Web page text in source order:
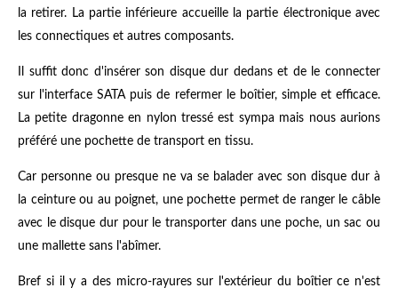
la retirer. La partie inférieure accueille la partie électronique avec
les connectiques et autres composants.
Il suffit donc d'insérer son disque dur dedans et de le connecter
sur l'interface SATA puis de refermer le boîtier, simple et efficace.
La petite dragonne en nylon tressé est sympa mais nous aurions
préféré une pochette de transport en tissu.
Car personne ou presque ne va se balader avec son disque dur à
la ceinture ou au poignet, une pochette permet de ranger le câble
avec le disque dur pour le transporter dans une poche, un sac ou
une mallette sans l'abîmer.
Bref si il y a des micro-rayures sur l'extérieur du boîtier ce n'est